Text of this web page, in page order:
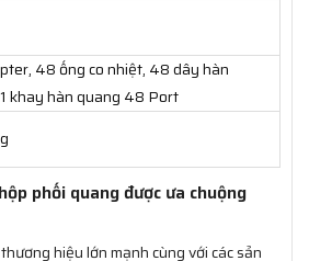
48 ống co nhiệt, 48 dây hàn
khay hàn quang 48 Port
phối quang được ưa chuộng
hiệu lớn mạnh cùng với các sản